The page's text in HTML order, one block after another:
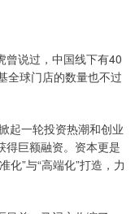
曾说过，中国线下有40
全球门店的数量也不过
起一轮投资热潮和创业
得巨额融资。资本更是
化”与“高端化”打造，力